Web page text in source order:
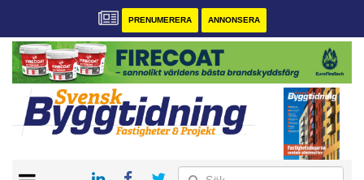
PRENUMERERA ANNONSERA